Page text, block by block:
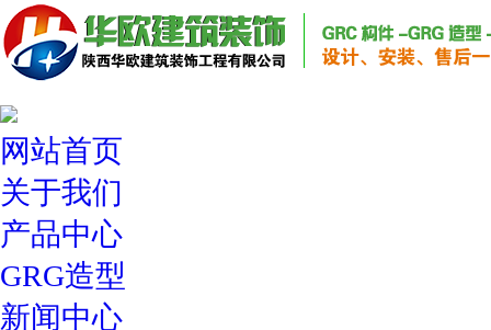
网站首页
关于我们
产品中心
GRG造型
新闻中心